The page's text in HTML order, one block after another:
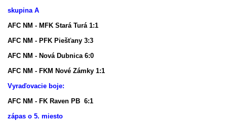
skupina A
AFC NM - MFK Stará Turá 1:1
AFC NM - PFK Piešťany 3:3
AFC NM - Nová Dubnica 6:0
AFC NM - FKM Nové Zámky 1:1
Vyraďovacie boje:
AFC NM - FK Raven PB 6:1
zápas o 5. miesto